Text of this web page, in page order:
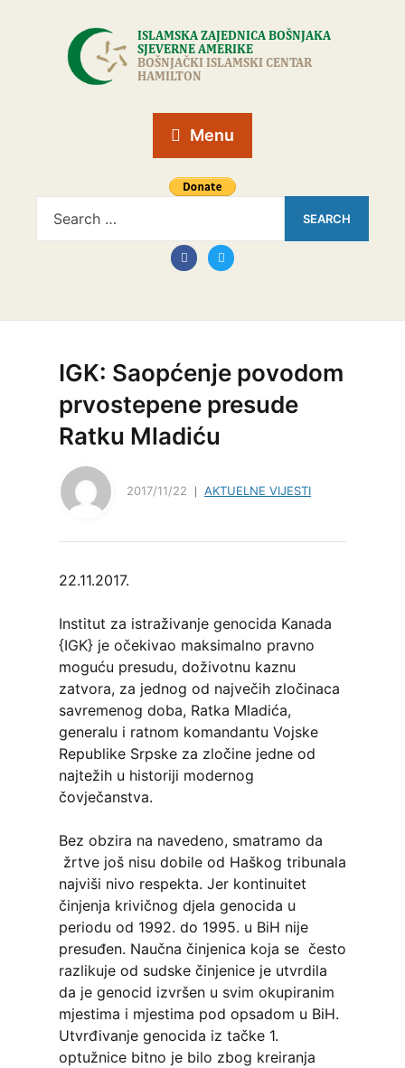
Menu
IGK: Saopćenje povodom
prvostepene presude
Ratku Mladiću
2017/11/22 AKTUELNE VIJESTI
22.11.2017.
Institut za istraživanje genocida Kanada
{IGK} je očekivao maksimalno pravno
moguću presudu, doživotnu kaznu
zatvora, za jednog od največih zločinaca
savremenog doba, Ratka Mladića,
generalu i ratnom komandantu Vojske
Republike Srpske za zločine jedne od
najtežih u historiji modernog
čovječanstva.
Bez obzira na navedeno, smatramo da
žrtve još nisu dobile od Haškog tribunala
najviši nivo respekta. Jer kontinuitet
činjenja krivičnog djela genocida u
periodu od 1992. do 1995. u BiH nije
presuđen. Naučna činjenica koja se često
razlikuje od sudske činjenice je utvrdila
da je genocid izvršen u svim okupiranim
mjestima i mjestima pod opsadom u BiH.
Utvrđivanje genocida iz tačke 1.
optužnice bitno je bilo zbog kreiranja